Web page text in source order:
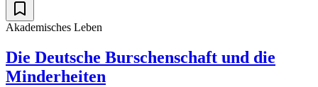
Akademisches Leben
Die Deutsche Burschenschaft und die
Minderheiten